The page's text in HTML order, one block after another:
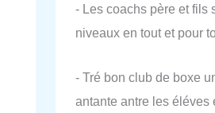
- Les coachs père et fils
niveaux en tout et pour
- Tré bon club de boxe
antante antre les éléves